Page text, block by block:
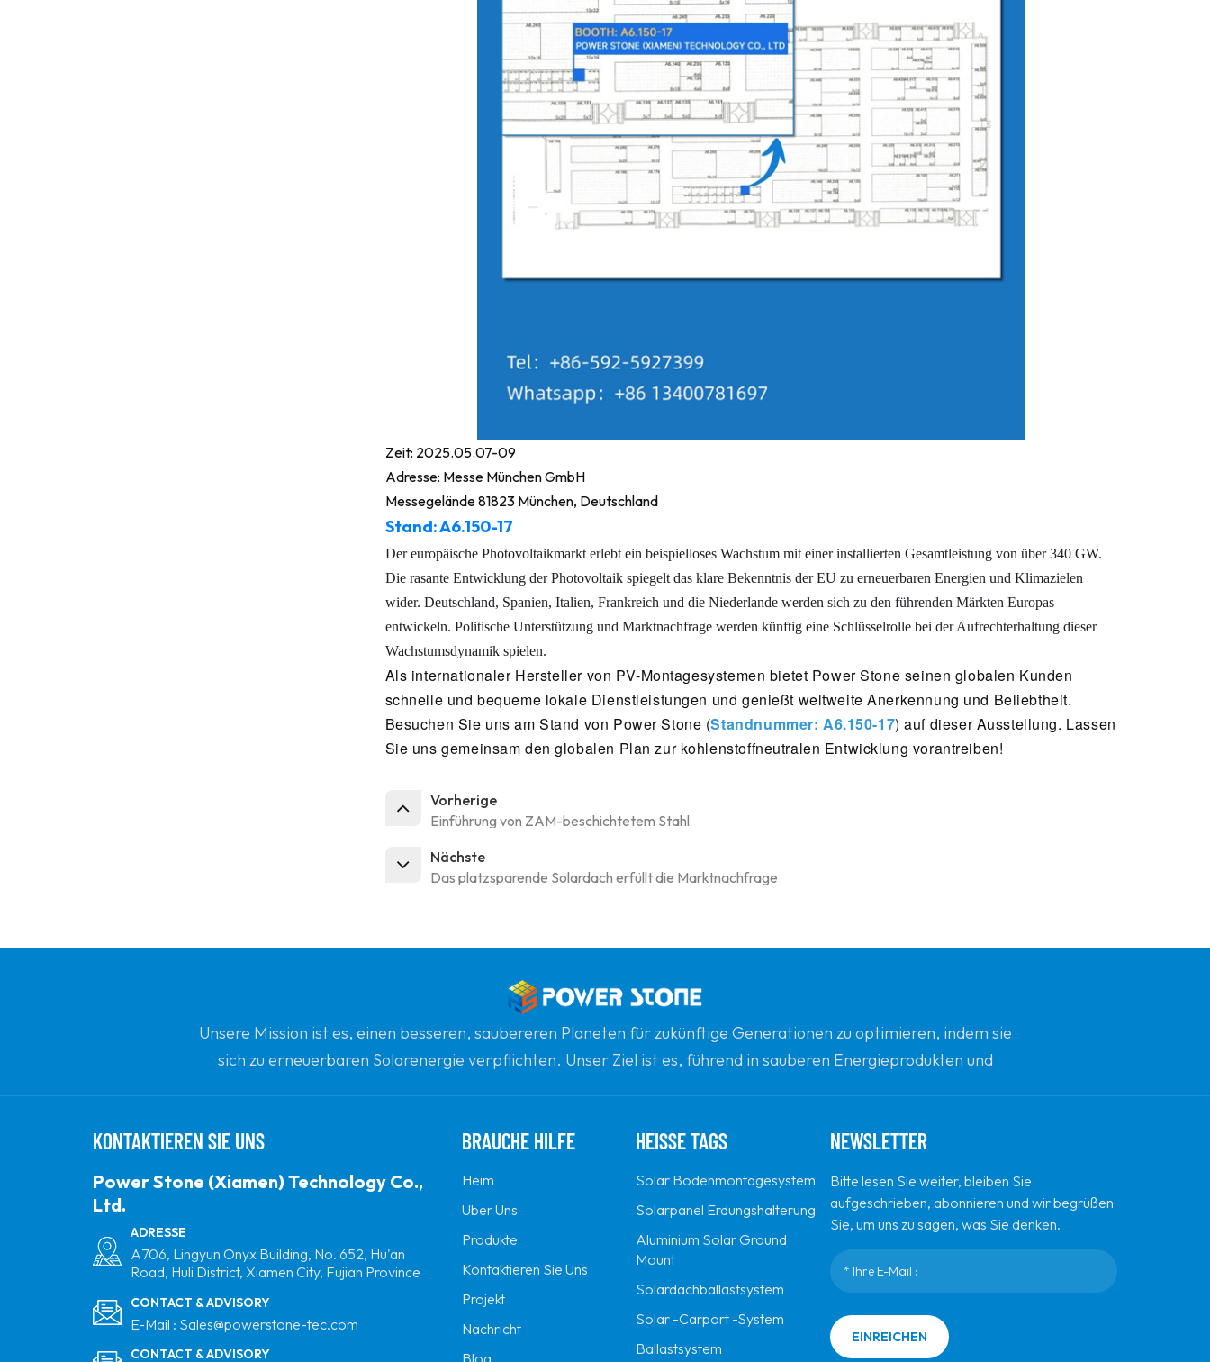
Zeit: 2025.05.07-09
Adresse: Messe München GmbH
Messegelände 81823 München, Deutschland
Stand: A6.150-17
Der europäische Photovoltaikmarkt erlebt ein beispielloses Wachstum mit einer installierten Gesamtleistung von über 340 GW.
Die rasante Entwicklung der Photovoltaik spiegelt das klare Bekenntnis der EU zu erneuerbaren Energien und Klimazielen
wider. Deutschland, Spanien, Italien, Frankreich und die Niederlande werden sich zu den führenden Märkten Europas
entwickeln. Politische Unterstützung und Marktnachfrage werden künftig eine Schlüsselrolle bei der Aufrechterhaltung dieser
Wachstumsdynamik spielen.
Als internationaler Hersteller von PV-Montagesystemen bietet Power Stone seinen globalen Kunden
schnelle und bequeme lokale Dienstleistungen und genießt weltweite Anerkennung und Beliebtheit.
Besuchen Sie uns am Stand von Power Stone (Standnummer: A6.150-17) auf dieser Ausstellung. Lassen
Sie uns gemeinsam den globalen Plan zur kohlenstoffneutralen Entwicklung vorantreiben!
Vorherige
Einführung von ZAM-beschichtetem Stahl
Nächste
Das platzsparende Solardach erfüllt die Marktnachfrage
Unsere Mission ist es, einen besseren, saubereren Planeten für zukünftige Generationen zu optimieren, indem sie
sich zu erneuerbaren Solarenergie verpflichten. Unser Ziel ist es, führend in sauberen Energieprodukten und
KONTAKTIEREN SIE UNS
Power Stone (Xiamen) Technology Co.,
Ltd.
ADRESSE
A706, Lingyun Onyx Building, No. 652, Hu'an
Road, Huli District, Xiamen City, Fujian Province
CONTACT & ADVISORY
E-Mail : Sales@powerstone-tec.com
CONTACT & ADVISORY
BRAUCHE HILFE
Heim
Über Uns
Produkte
Kontaktieren Sie Uns
Projekt
Nachricht
HEISSE TAGS
Solar Bodenmontagesystem
Solarpanel Erdungshalterung
Aluminium Solar Ground
Mount
Solardachballastsystem
Solar -Carport -System
Ballastsystem
NEWSLETTER
Bitte lesen Sie weiter, bleiben Sie
aufgeschrieben, abonnieren und wir begrüßen
Sie, um uns zu sagen, was Sie denken.
EINREICHEN